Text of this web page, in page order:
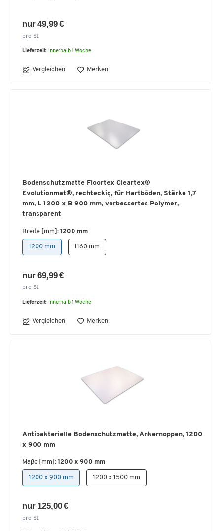
nur 49,99 €
pro St.
Lieferzeit: innerhalb 1 Woche
Vergleichen Merken
Bodenschutzmatte Floortex Cleartex®
Evolutionmat®, rechteckig, für Hartböden, Stärke 1,7
mm, L 1200 x B 900 mm, verbessertes Polymer,
transparent
Breite [mm]: 1200 mm
1200 mm 1160 mm
nur 69,99 €
pro St.
Lieferzeit: innerhalb 1 Woche
Vergleichen Merken
Antibakterielle Bodenschutzmatte, Ankernoppen, 1200
x 900 mm
Maße [mm]: 1200 x 900 mm
1200 x 900 mm 1200 x 1500 mm
nur 125,00 €
pro St.